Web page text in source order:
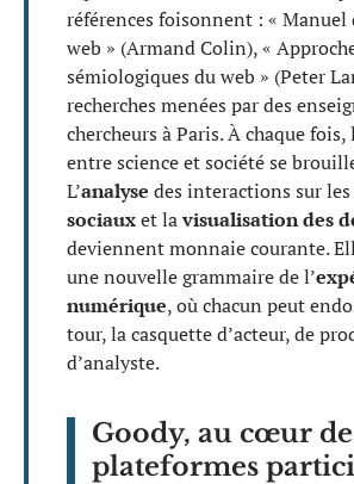
références foisonnent : « Manuel
web » (Armand Colin), «
sémiologiques du web » (Peter
recherches menées par des
chercheurs à Paris. À chaque
entre science et société se
L’analyse des interactions sur les
sociauxet lavisualisation des
deviennent monnaie courante.
une nouvelle grammaire de l’
numérique, où chacun peut
tour, la casquette d’acteur, de
d’analyste.
Goody, au cœur
plateformes